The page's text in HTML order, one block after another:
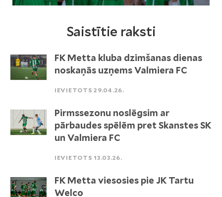
Saistītie raksti
FK Metta kluba dzimšanas dienas
noskaņās uzņems Valmiera FC
IEVIETOTS 29.04.26.
Pirmssezonu noslēgsim ar
pārbaudes spēlēm pret Skanstes SK
un Valmiera FC
IEVIETOTS 13.03.26.
FK Metta viesosies pie JK Tartu
Welco